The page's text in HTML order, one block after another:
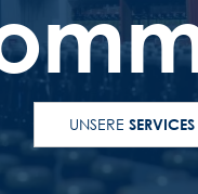
UNSERE SERVICES